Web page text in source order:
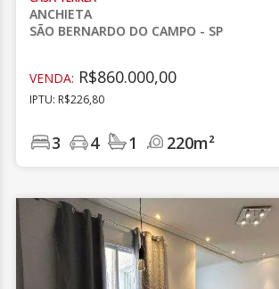
ANCHIETA
SÃO BERNARDO DO CAMPO - SP
VENDA: R$860.000,00
IPTU: R$226,80
3 4 1 220m²